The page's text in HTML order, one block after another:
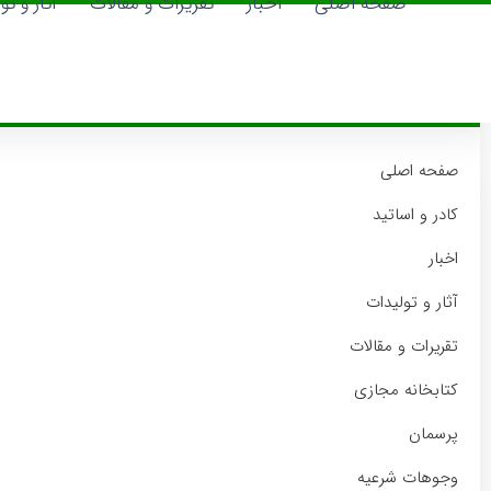
صفحه اصلی
کادر و اساتید
اخبار
آثار و تولیدات
تقریرات و مقالات
کتابخانه مجازی
پرسمان
وجوهات شرعیه
ای مسلمانان به